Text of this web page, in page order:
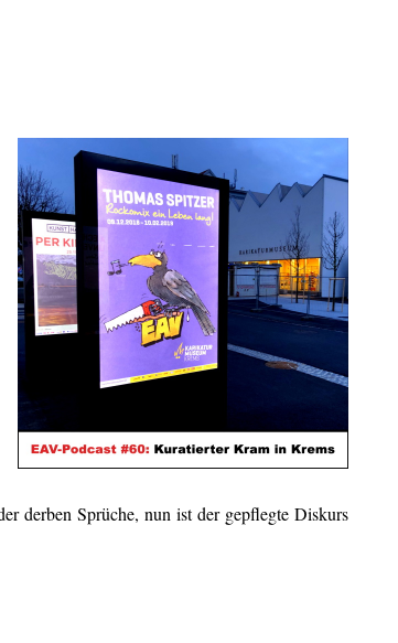
derben Sprüche, nun ist der gepflegte Diskurs